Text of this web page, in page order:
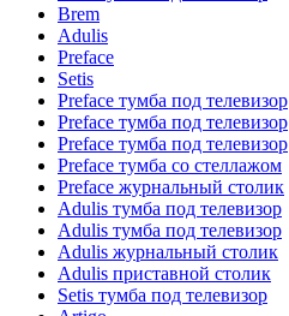
Brem
Adulis
Preface
Setis
Preface тумба под телевизор
Preface тумба под телевизор
Preface тумба под телевизор
Preface тумба со стеллажом
Preface журнальный столик
Adulis тумба под телевизор
Adulis тумба под телевизор
Adulis журнальный столик
Adulis приставной столик
Setis тумба под телевизор